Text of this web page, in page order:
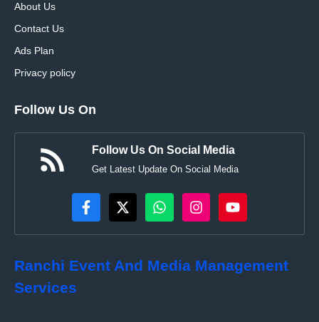
About Us
Contact Us
Ads Plan
Privacy policy
Follow Us On
Follow Us On Social Media
Get Latest Update On Social Media
Ranchi Event And Media Management
Services